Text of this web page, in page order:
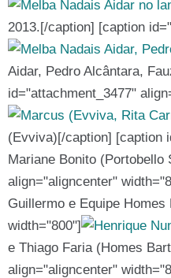
2013.[/caption] [caption
Aidar, Pedro Alcântara,
id="attachment_3477"
(Evviva)[/caption] [caption
Mariane Bonito
align="aligncenter"
Guillermo e Equipe
width="800"]
e Thiago Faria (Homes
align="aligncenter"